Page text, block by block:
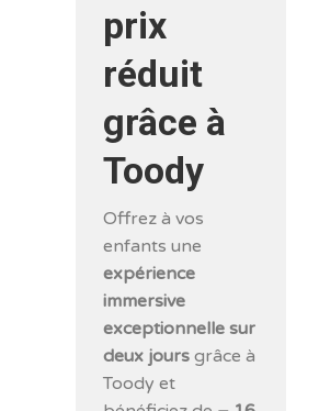
prix
réduit
grâce à
Toody
Offrez à vos
enfants une
expérience
immersive
exceptionnelle sur
deux jours grâce à
Toody et